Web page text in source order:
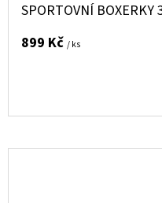
SPORTOVNÍ BOXERKY
899 Kč / ks